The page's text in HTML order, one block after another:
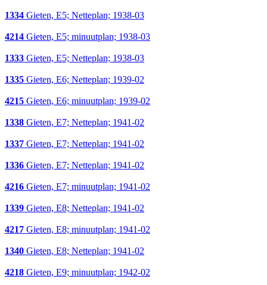
1334 Gieten, E5; Netteplan; 1938-03
4214 Gieten, E5; minuutplan; 1938-03
1333 Gieten, E5; Netteplan; 1938-03
1335 Gieten, E6; Netteplan; 1939-02
4215 Gieten, E6; minuutplan; 1939-02
1338 Gieten, E7; Netteplan; 1941-02
1337 Gieten, E7; Netteplan; 1941-02
1336 Gieten, E7; Netteplan; 1941-02
4216 Gieten, E7; minuutplan; 1941-02
1339 Gieten, E8; Netteplan; 1941-02
4217 Gieten, E8; minuutplan; 1941-02
1340 Gieten, E8; Netteplan; 1941-02
4218 Gieten, E9; minuutplan; 1942-02